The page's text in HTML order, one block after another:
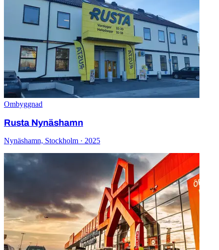
Ombyggnad
Rusta Nynäshamn
Nynäshamn, Stockholm · 2025